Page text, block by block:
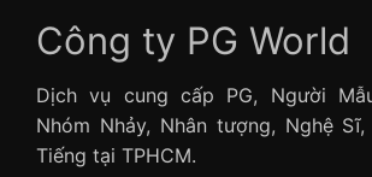
Công ty PG World
Dịch vụ cung cấp PG, Người
Nhóm Nhảy, Nhân tượng, Nghệ
Tiếng tại TPHCM.